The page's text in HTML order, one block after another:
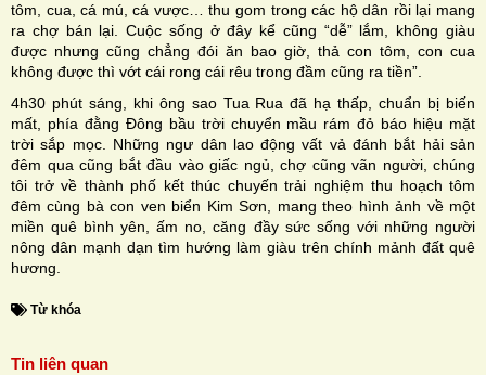
tôm, cua, cá mú, cá vược… thu gom trong các hộ dân rồi lại mang
ra chợ bán lại. Cuộc sống ở đây kể cũng “dễ” lắm, không giàu
được nhưng cũng chẳng đói ăn bao giờ, thả con tôm, con cua
không được thì vớt cái rong cái rêu trong đầm cũng ra tiền”.
4h30 phút sáng, khi ông sao Tua Rua đã hạ thấp, chuẩn bị biến
mất, phía đằng Đông bầu trời chuyển mầu rám đỏ báo hiệu mặt
trời sắp mọc. Những ngư dân lao động vất vả đánh bắt hải sản
đêm qua cũng bắt đầu vào giấc ngủ, chợ cũng vãn người, chúng
tôi trở về thành phố kết thúc chuyến trải nghiệm thu hoạch tôm
đêm cùng bà con ven biển Kim Sơn, mang theo hình ảnh về một
miền quê bình yên, ấm no, căng đầy sức sống với những người
nông dân mạnh dạn tìm hướng làm giàu trên chính mảnh đất quê
hương.
Từ khóa
Tin liên quan